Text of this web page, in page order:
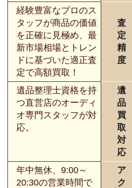
経験豊富なプロのス
タッフが商品の価値
を正確に見極め、最
新市場相場とトレン
ドに基づいた適正査
定で高額買取！
査
定
精
度
遺品整理士資格を持
つ直営店のオーディ
オ専門スタッフが対
応。
遺
品
買
取
対
応
年中無休、9:00～
20:30の営業時間で
ア
ク